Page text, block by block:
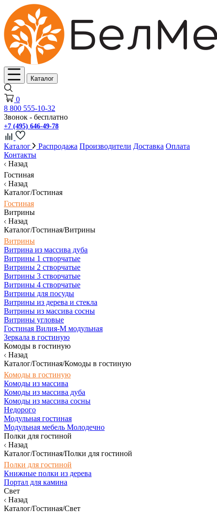
Каталог
0
8 800 555-10-32
Звонок - бесплатно
+7 (495) 646-49-78
Каталог Распродажа Производители Доставка Оплата
Контакты
Назад
Гостиная
Назад
Каталог/Гостиная
Гостиная
Витрины
Назад
Каталог/Гостиная/Витрины
Витрины
Витрина из массива дуба
Витрины 1 створчатые
Витрины 2 створчатые
Витрины 3 створчатые
Витрины 4 створчатые
Витрины для посуды
Витрины из дерева и стекла
Витрины из массива сосны
Витрины угловые
Гостиная Вилия-М модульная
Зеркала в гостиную
Комоды в гостиную
Назад
Каталог/Гостиная/Комоды в гостиную
Комоды в гостиную
Комоды из массива
Комоды из массива дуба
Комоды из массива сосны
Недорого
Модульная гостиная
Модульная мебель Молодечно
Полки для гостиной
Назад
Каталог/Гостиная/Полки для гостиной
Полки для гостиной
Книжные полки из дерева
Портал для камина
Свет
Назад
Каталог/Гостиная/Свет